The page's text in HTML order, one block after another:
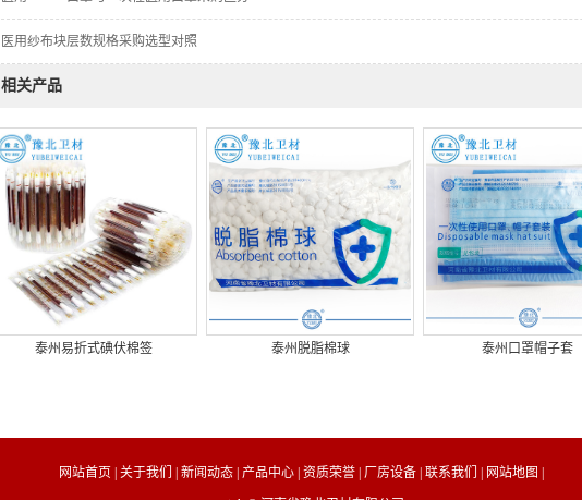
医用纱布块层数规格采购选型对照
相关产品
泰州易折式碘伏棉签 泰州脱脂棉球 泰州口罩帽子套
网站首页 关于我们 新闻动态| 产品中心| 资质荣誉| 厂房设备| 联系我们 网站地图